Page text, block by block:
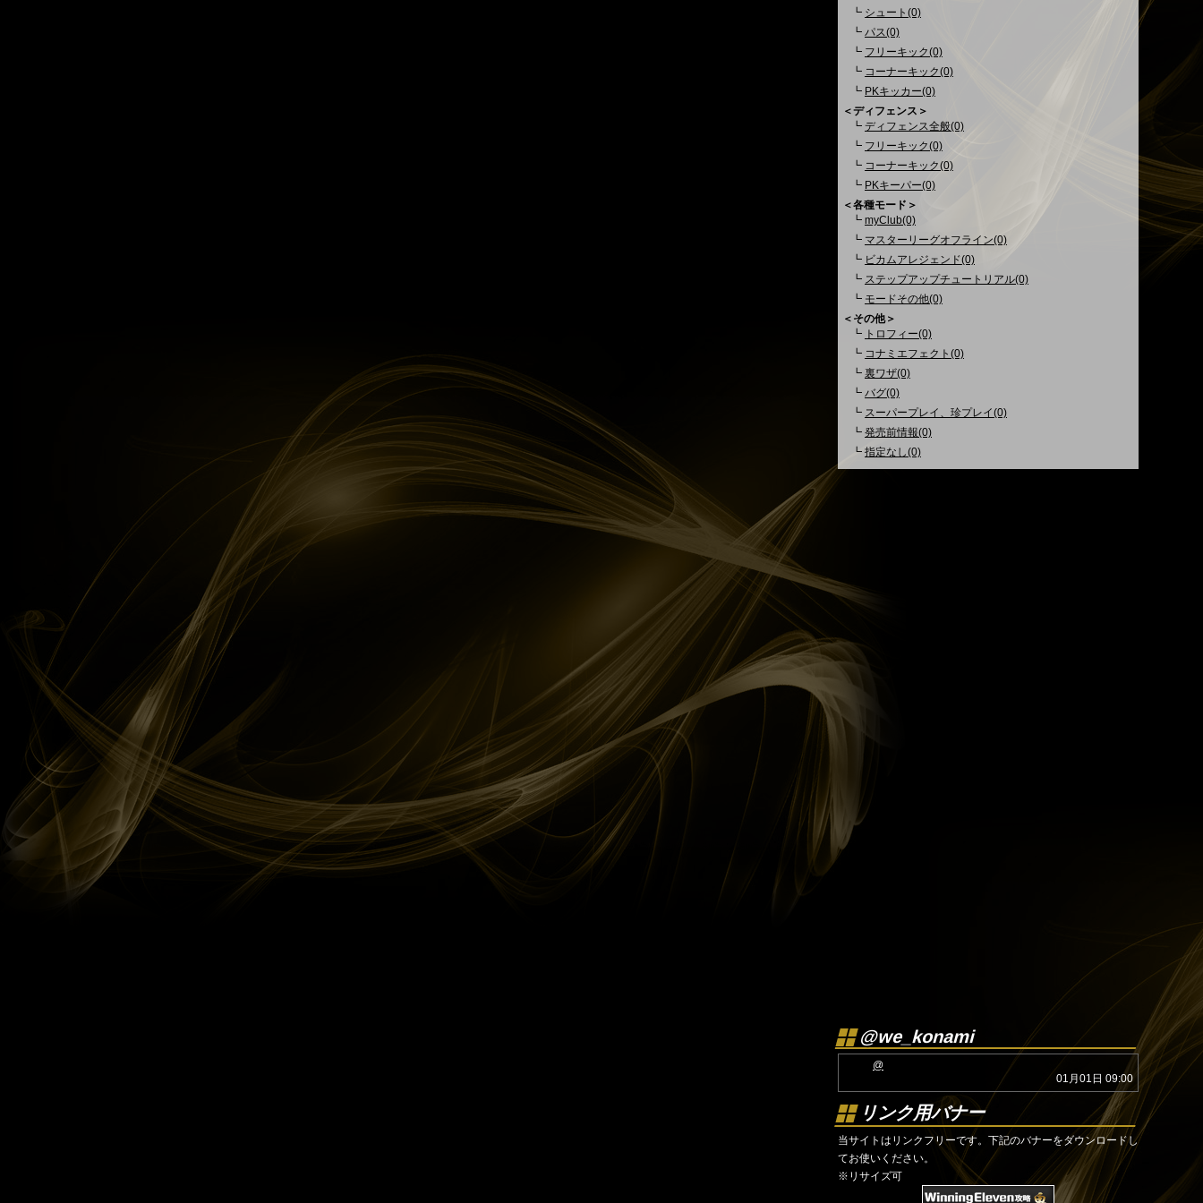
┗ シュート(0)
┗ パス(0)
┗ フリーキック(0)
┗ コーナーキック(0)
┗ PKキッカー(0)
＜ディフェンス＞
┗ ディフェンス全般(0)
┗ フリーキック(0)
┗ コーナーキック(0)
┗ PKキーパー(0)
＜各種モード＞
┗ myClub(0)
┗ マスターリーグオフライン(0)
┗ ビカムアレジェンド(0)
┗ ステップアップチュートリアル(0)
┗ モードその他(0)
＜その他＞
┗ トロフィー(0)
┗ コナミエフェクト(0)
┗ 裏ワザ(0)
┗ バグ(0)
┗ スーパープレイ、珍プレイ(0)
┗ 発売前情報(0)
┗ 指定なし(0)
@we_konami
@
01月01日 09:00
リンク用バナー
当サイトはリンクフリーです。下記のバナーをダウンロードし
てお使いください。
※リサイズ可